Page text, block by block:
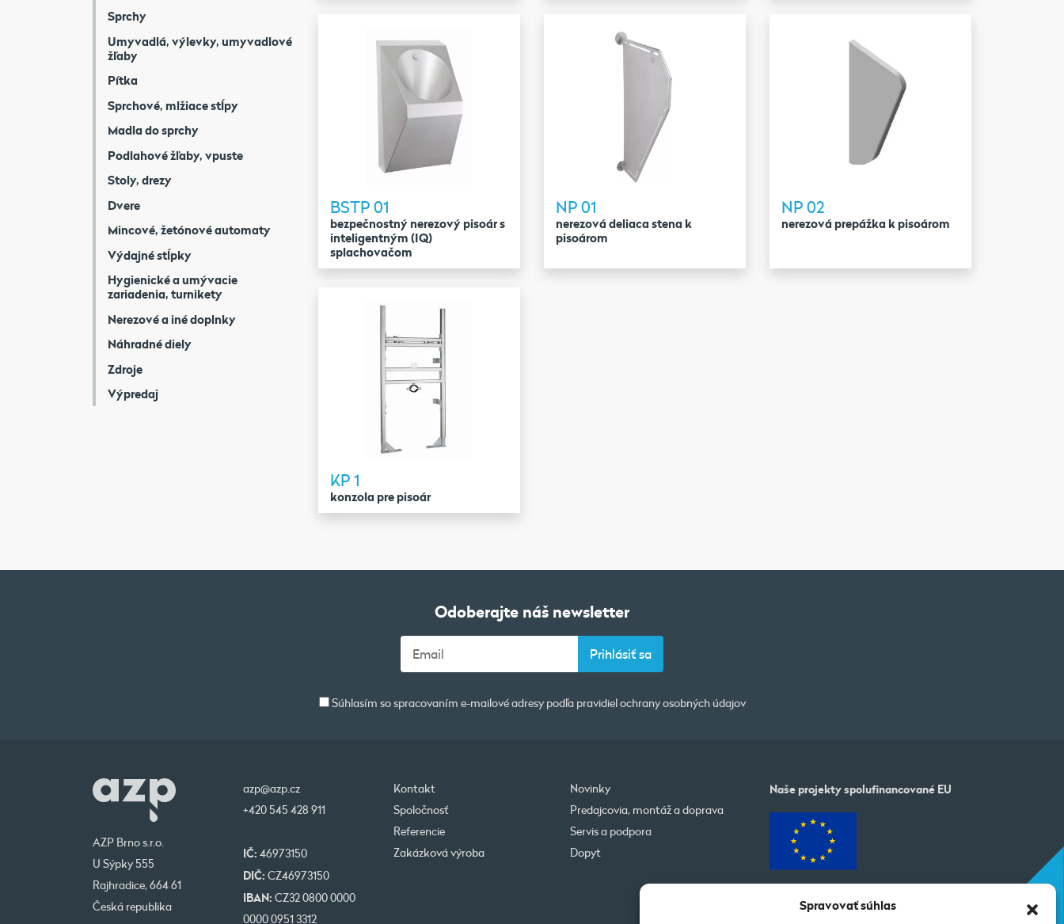
Spravovať súhlas
Sprchy
Umyvadlá, výlevky, umyvadlové
žľaby
Pítka
Sprchové, mlžiace stĺpy
Madla do sprchy
Podlahové žľaby, vpuste
Stoly, drezy
Dvere
Mincové, žetónové automaty
Výdajné stĺpky
Hygienické a umývacie
zariadenia, turnikety
Nerezové a iné doplnky
Náhradné diely
Zdroje
Výpredaj
BSTP 01
bezpečnostný nerezový pisoár s
inteligentným (IQ)
splachovačom
NP 01
nerezová deliaca stena k
pisoárom
NP 02
nerezová prepážka k pisoárom
KP 1
konzola pre pisoár
Odoberajte náš newsletter
Súhlasím so spracovaním e-mailové adresy podľa pravidielochrany osobných údajov
AZP Brno s.r.o.
U Sýpky 555
Rajhradice, 664 61
Česká republika
azp@azp.cz
+420 545 428 911
IČ: 46973150
DIČ: CZ46973150
IBAN: CZ32 0800 0000
0000 0951 3312
Kontakt
Novinky
Spoločnosť
Predajcovia, montáž a doprava
Referencie
Servis a podpora
Zakázková výroba
Dopyt
Naše projekty spolufinancované EU